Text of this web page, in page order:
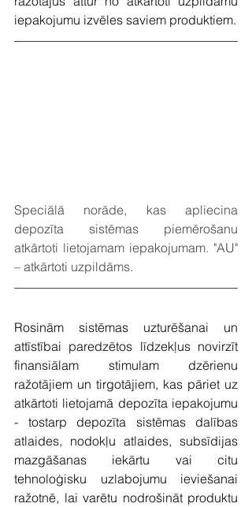
iepakojumu izvēles saviem produktiem.
Speciālā norāde, kas apliecina
depozīta sistēmas piemērošanu
atkārtoti lietojamam iepakojumam. "AU"
– atkārtoti uzpildāms.
Rosinām sistēmas uzturēšanai un
attīstībai paredzētos līdzekļus novirzīt
finansiālam stimulam dzērienu
ražotājiem un tirgotājiem, kas pāriet uz
atkārtoti lietojamā depozīta iepakojumu
- tostarp depozīta sistēmas dalības
atlaides, nodokļu atlaides, subsīdijas
mazgāšanas iekārtu vai citu
tehnoloģisku uzlabojumu ieviešanai
ražotnē, lai varētu nodrošināt produktu